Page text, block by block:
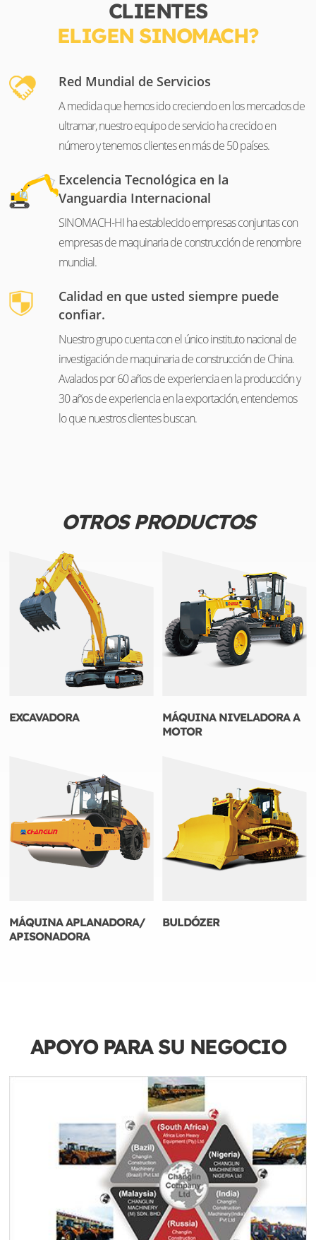
CLIENTES
ELIGEN SINOMACH?
Red Mundial de Servicios
A medida que hemos ido creciendo en los mercados de
ultramar, nuestro equipo de servicio ha crecido en
número y tenemos clientes en más de 50 países.
Excelencia Tecnológica en la
Vanguardia Internacional
SINOMACH-HI ha establecido empresas conjuntas con
empresas de maquinaria de construcción de renombre
mundial.
Calidad en que usted siempre puede
confiar.
Nuestro grupo cuenta con el único instituto nacional de
investigación de maquinaria de construcción de China.
Avalados por 60 años de experiencia en la producción y
30 años de experiencia en la exportación, entendemos
lo que nuestros clientes buscan.
OTROS PRODUCTOS
EXCAVADORA
MÁQUINA NIVELADORA A
MOTOR
MÁQUINA APLANADORA/
APISONADORA
BULDÓZER
APOYO PARA SU NEGOCIO